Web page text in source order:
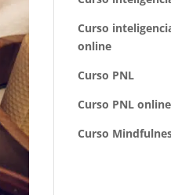
Curso
online
Curso PNL
Curso PNL online
Curso